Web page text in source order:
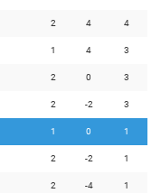
2 4 4
1 4 3
2 0 3
2 -2 3
1 0 1
2 -2 1
2 -4 1